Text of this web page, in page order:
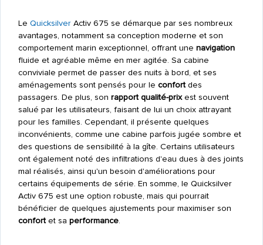
Le QuicksilverActiv 675 se démarque par ses nombreux
avantages, notamment sa conception moderne et son
comportement marin exceptionnel, offrant une navigation
fluide et agréable même en mer agitée. Sa cabine
conviviale permet de passer des nuits à bord, et ses
aménagements sont pensés pour le confortdes
passagers. De plus, son rapport qualité-prixest souvent
salué par les utilisateurs, faisant de lui un choix attrayant
pour les familles. Cependant, il présente quelques
inconvénients, comme une cabine parfois jugée sombre et
des questions de sensibilité à la gîte. Certains utilisateurs
ont également noté des infiltrations d'eau dues à des joints
mal réalisés, ainsi qu'un besoin d'améliorations pour
certains équipements de série. En somme, le Quicksilver
Activ 675 est une option robuste, mais qui pourrait
bénéficier de quelques ajustements pour maximiser son
confortet sa performance.